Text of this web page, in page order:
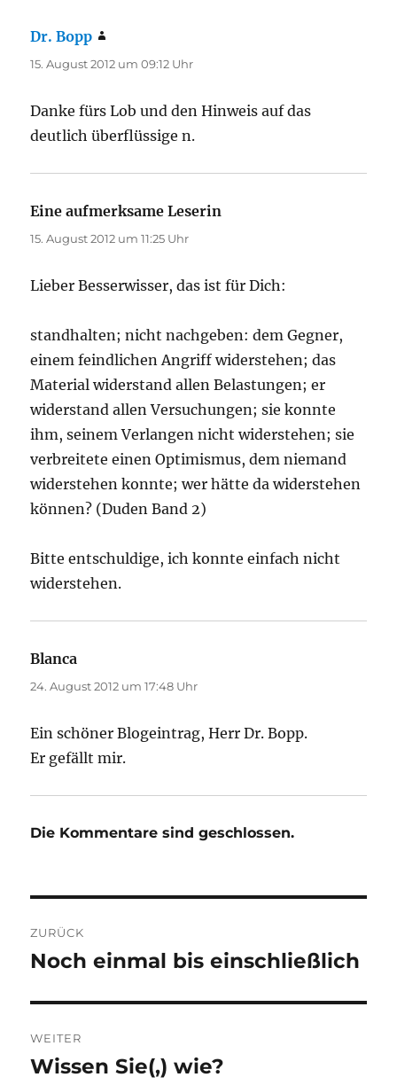
Dr. Bopp
15. August 2012 um 09:12 Uhr
Danke fürs Lob und den Hinweis auf das
deutlich überflüssige n.
Eine aufmerksame Leserin
15. August 2012 um 11:25 Uhr
Lieber Besserwisser, das ist für Dich:
standhalten; nicht nachgeben: dem Gegner,
einem feindlichen Angriff widerstehen; das
Material widerstand allen Belastungen; er
widerstand allen Versuchungen; sie konnte
ihm, seinem Verlangen nicht widerstehen; sie
verbreitete einen Optimismus, dem niemand
widerstehen konnte; wer hätte da widerstehen
können? (Duden Band 2)
Bitte entschuldige, ich konnte einfach nicht
widerstehen.
Blanca
24. August 2012 um 17:48 Uhr
Ein schöner Blogeintrag, Herr Dr. Bopp.
Er gefällt mir.
Die Kommentare sind geschlossen.
ZURÜCK
Vorheriger
Noch einmal bis einschließlich
WEITER
Nächster
Wissen Sie(,) wie?